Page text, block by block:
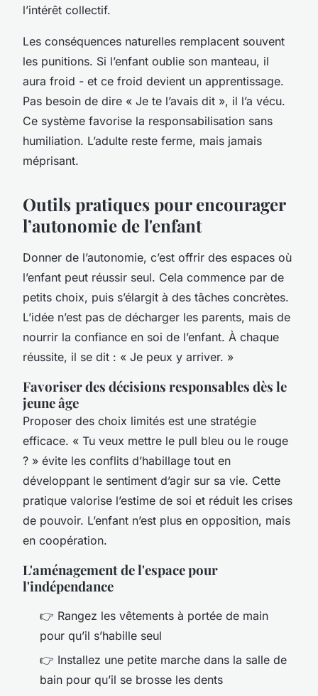
l’intérêt collectif.
Les conséquences naturelles remplacent souvent
les punitions. Si l’enfant oublie son manteau, il
aura froid - et ce froid devient un apprentissage.
Pas besoin de dire « Je te l’avais dit », il l’a vécu.
Ce système favorise la responsabilisation sans
humiliation. L’adulte reste ferme, mais jamais
méprisant.
Outils pratiques pour encourager
l’autonomie de l'enfant
Donner de l’autonomie, c’est offrir des espaces où
l’enfant peut réussir seul. Cela commence par de
petits choix, puis s’élargit à des tâches concrètes.
L’idée n’est pas de décharger les parents, mais de
nourrir la confiance en soi de l’enfant. À chaque
réussite, il se dit : « Je peux y arriver. »
Favoriser des décisions responsables dès le
jeune âge
Proposer des choix limités est une stratégie
efficace. « Tu veux mettre le pull bleu ou le rouge
? » évite les conflits d’habillage tout en
développant le sentiment d’agir sur sa vie. Cette
pratique valorise l’estime de soi et réduit les crises
de pouvoir. L’enfant n’est plus en opposition, mais
en coopération.
L'aménagement de l'espace pour
l'indépendance
👉 Rangez les vêtements à portée de main
pour qu’il s’habille seul
👉 Installez une petite marche dans la salle de
bain pour qu’il se brosse les dents